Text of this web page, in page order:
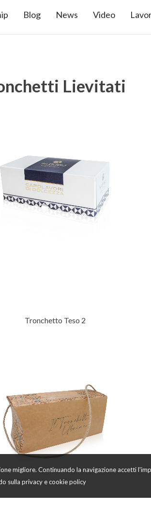
migliore. Continuando la navigazione accetti
sulla privacy e cookie policy
Blog News Video
Lievitati
Tronchetto Teso 2